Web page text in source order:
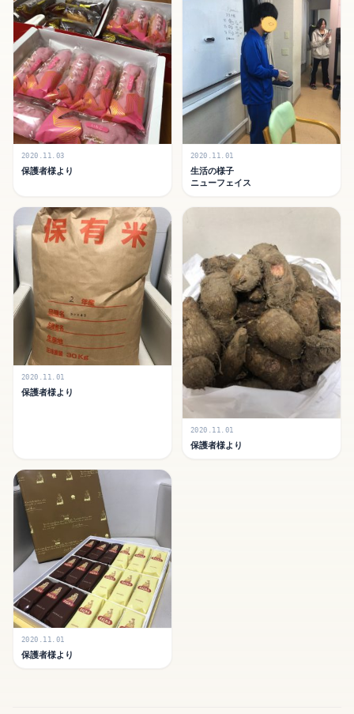
2020.11.03
保護者様より
2020.11.01
生活の様子
ニューフェイス
2020.11.01
保護者様より
2020.11.01
保護者様より
2020.11.01
保護者様より